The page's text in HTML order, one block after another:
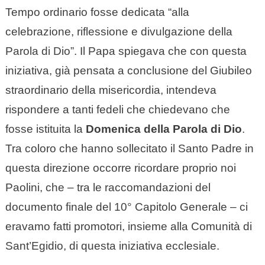
Tempo ordinario fosse dedicata “alla
celebrazione, riflessione e divulgazione della
Parola di Dio”. Il Papa spiegava che con questa
iniziativa, già pensata a conclusione del Giubileo
straordinario della misericordia, intendeva
rispondere a tanti fedeli che chiedevano che
fosse istituita la Domenica della Parola di Dio.
Tra coloro che hanno sollecitato il Santo Padre in
questa direzione occorre ricordare proprio noi
Paolini, che – tra le raccomandazioni del
documento finale del 10° Capitolo Generale – ci
eravamo fatti promotori, insieme alla Comunità di
Sant’Egidio, di questa iniziativa ecclesiale.